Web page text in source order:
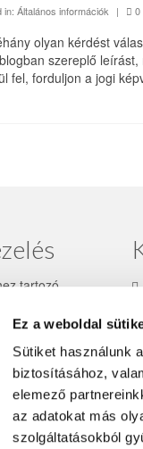
Ez a weboldal
Sütiket használunk
biztosításához,
elemező
az adatokat más
szolgáltatásokból
in: Általános információk | 0
olyan kérdést
szereplő
fel, forduljon a jogi
tartozó
feladatok
Ha további
kezeléssel,
tel kapcsolatban,